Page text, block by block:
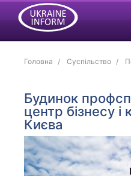
Головна Суспільство
Будинок
центр бізнесу і
Києва